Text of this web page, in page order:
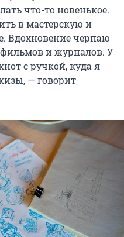
что-то новенькое.
в мастерскую и
Вдохновение черпаю
фильмов и журналов. У
с ручкой, куда я
— говорит